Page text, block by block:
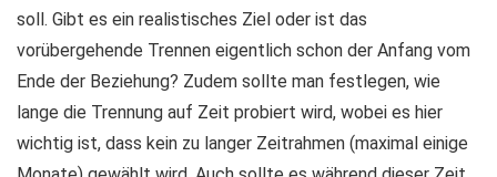
soll. Gibt es ein realistisches Ziel oder ist das
vorübergehende Trennen eigentlich schon der Anfang vom
Ende der Beziehung? Zudem sollte man festlegen, wie
lange die Trennung auf Zeit probiert wird, wobei es hier
wichtig ist, dass kein zu langer Zeitrahmen (maximal einige